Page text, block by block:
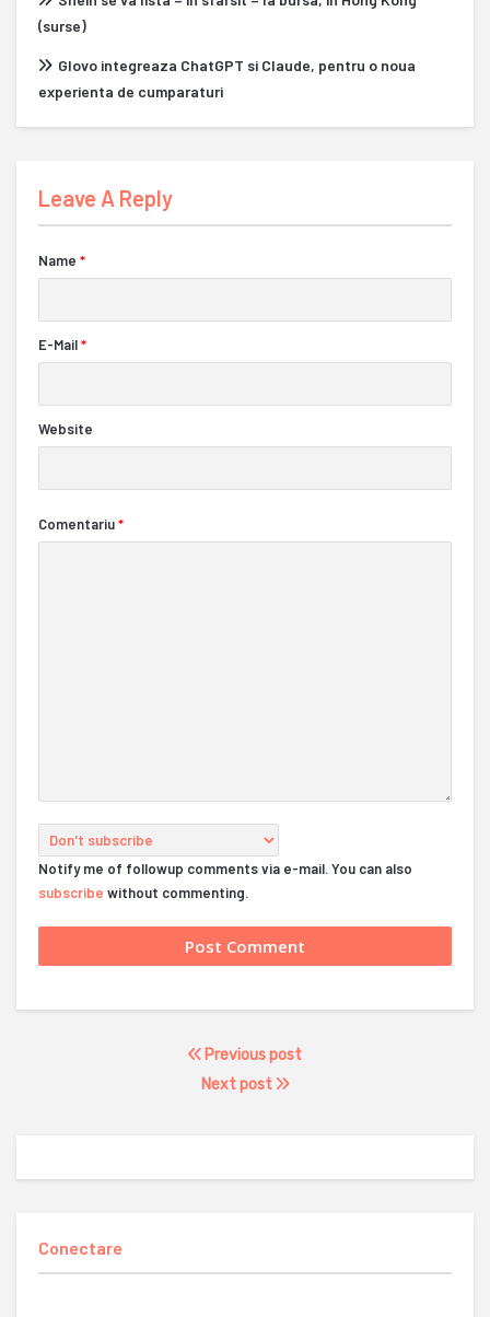
(surse)
Glovo integreaza ChatGPT si Claude, pentru o noua
experienta de cumparaturi
Leave A Reply
Name *
E-Mail*
Website
Comentariu*
Notify me of followup comments via e-mail. You can also
subscribe without commenting.
Previous post
Next post
Conectare